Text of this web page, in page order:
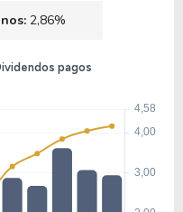
2,86%
pagos